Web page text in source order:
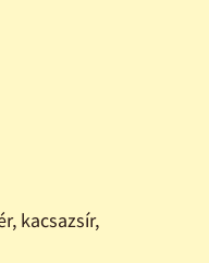
kacsazsír,